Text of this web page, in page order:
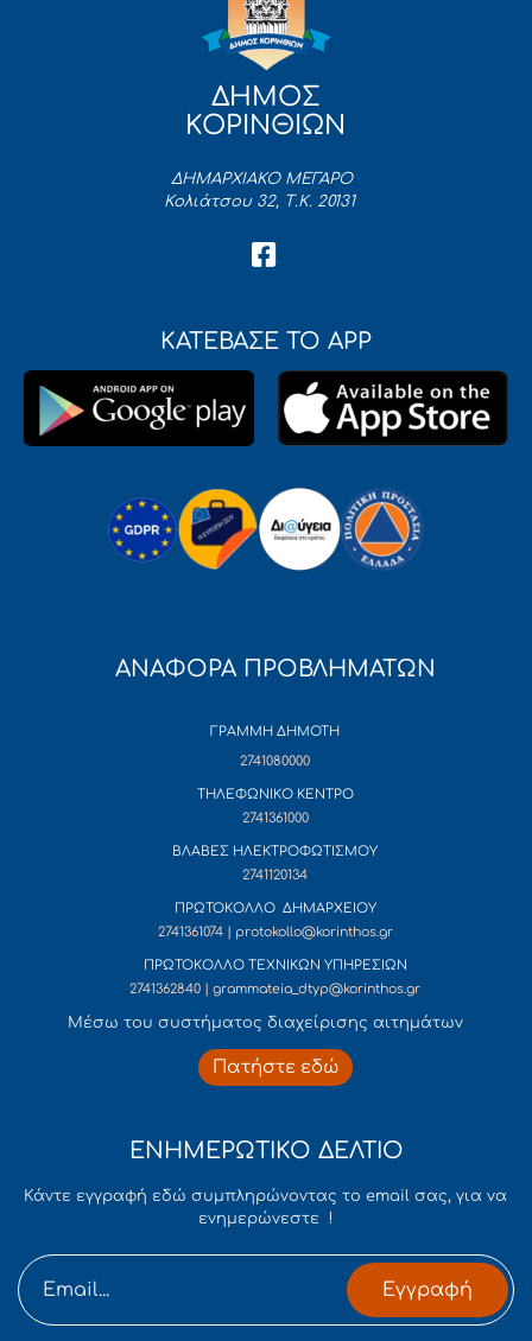
ΔΗΜΟΣ
ΚΟΡΙΝΘΙΩΝ
ΔΗΜΑΡΧΙΑΚΟ ΜΕΓΑΡΟ
Κολιάτσου 32, Τ.Κ. 20131
ΚΑΤΕΒΑΣΕ ΤΟ APP
ΑΝΑΦΟΡΑ ΠΡΟΒΛΗΜΑΤΩΝ
ΓΡΑΜΜΗ ΔΗΜΟΤΗ
2741080000
ΤΗΛΕΦΩΝΙΚΟ ΚΕΝΤΡΟ
2741361000
ΒΛΑΒΕΣ ΗΛΕΚΤΡΟΦΩΤΙΣΜΟΥ
2741120134
ΠΡΩΤΟΚΟΛΛΟ ΔΗΜΑΡΧΕΙΟΥ
2741361074 | protokollo@korinthos.gr
ΠΡΩΤΟΚΟΛΛΟ ΤΕΧΝΙΚΩΝ ΥΠΗΡΕΣΙΩΝ
2741362840 | grammateia_dtyp@korinthos.gr
Mέσω του συστήματος διαχείρισης αιτημάτων
Πατήστε εδώ
ΕΝΗΜΕΡΩΤΙΚΟ ΔΕΛΤΙΟ
Κάντε εγγραφή εδώ συμπληρώνοντας το email σας, για να
ενημερώνεστε !
Εγγραφή